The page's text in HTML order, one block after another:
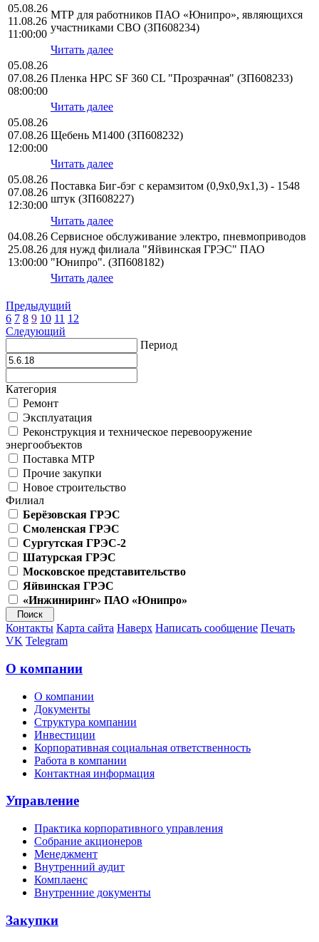
05.08.26
11.08.26
11:00:00
МТР для работников ПАО «Юнипро», являющихся
участниками СВО (ЗП608234)
Читать далее
05.08.26
07.08.26
08:00:00
Пленка HPС SF 360 CL "Прозрачная" (ЗП608233)
Читать далее
05.08.26
07.08.26
12:00:00
Щебень М1400 (ЗП608232)
Читать далее
05.08.26
07.08.26
12:30:00
Поставка Биг-бэг с керамзитом (0,9х0,9х1,3) - 1548
штук (ЗП608227)
Читать далее
04.08.26
25.08.26
13:00:00
Сервисное обслуживание электро, пневмоприводов
для нужд филиала "Яйвинская ГРЭС" ПАО
"Юнипро". (ЗП608182)
Читать далее
Предыдущий
6 7 8 9 10 11 12
Следующий
Период
Категория
Ремонт
Эксплуатация
Реконструкция и техническое перевооружение
энергообъектов
Поставка МТР
Прочие закупки
Новое строительство
Филиал
Берёзовская ГРЭС
Смоленская ГРЭС
Сургутская ГРЭС-2
Шатурская ГРЭС
Московское представительство
Яйвинская ГРЭС
«Инжиниринг» ПАО «Юнипро»
Контакты Карта сайта Наверх Написать сообщение Печать
VK Telegram
О компании
О компании
Документы
Структура компании
Инвестиции
Корпоративная социальная ответственность
Работа в компании
Контактная информация
Управление
Практика корпоративного управления
Собрание акционеров
Менеджмент
Внутренний аудит
Комплаенс
Внутренние документы
Закупки